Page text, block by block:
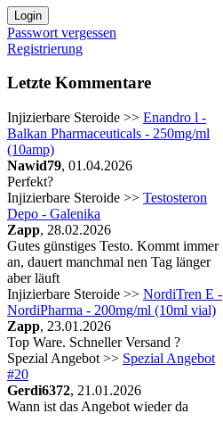
Passwort vergessen
Registrierung
Letzte Kommentare
Injizierbare Steroide >> Enandro l -
Balkan Pharmaceuticals - 250mg/ml
(10amp)
Nawid79, 01.04.2026
Perfekt?
Injizierbare Steroide >> Testosteron
Depo - Galenika
Zapp, 28.02.2026
Gutes günstiges Testo. Kommt immer
an, dauert manchmal nen Tag länger
aber läuft
Injizierbare Steroide >> NordiTren E -
NordiPharma - 200mg/ml (10ml vial)
Zapp, 23.01.2026
Top Ware. Schneller Versand ?
Spezial Angebot >> Spezial Angebot
#20
Gerdi6372, 21.01.2026
Wann ist das Angebot wieder da